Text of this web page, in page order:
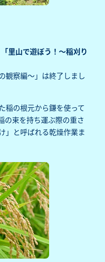
里山で遊ぼう！～稲刈り
観察編～」は終了しまし
稲の根元から鎌を使って
の束を持ち運ぶ際の重さ
」と呼ばれる乾燥作業ま